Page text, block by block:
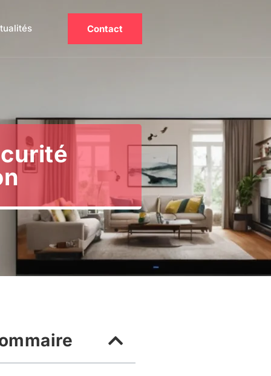
Contact